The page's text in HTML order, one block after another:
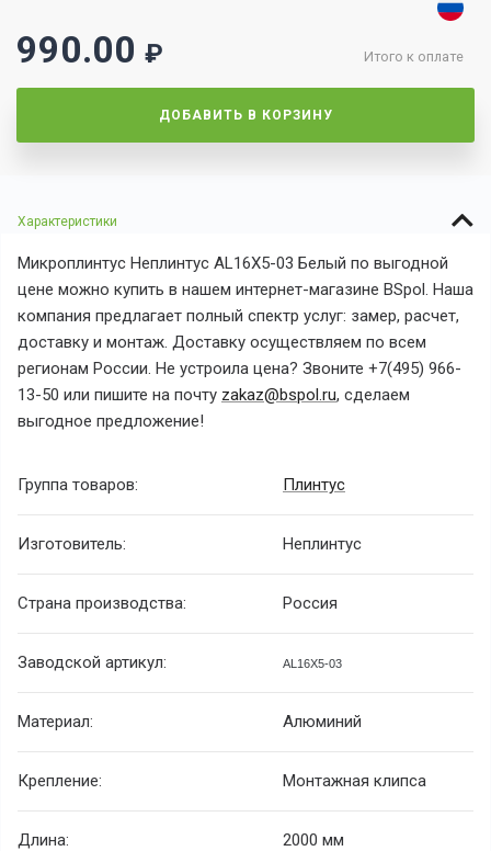
Итого к оплате
990.00 ₽
ДОБАВИТЬ В КОРЗИНУ
Характеристики
Микроплинтус Неплинтус AL16X5-03 Белый по выгодной
цене можно купить в нашем интернет-магазине BSpol. Наша
компания предлагает полный спектр услуг: замер, расчет,
доставку и монтаж. Доставку осуществляем по всем
регионам России. Не устроила цена? Звоните +7(495) 966-
13-50 или пишите на почту zakaz@bspol.ru, сделаем
выгодное предложение!
Группа товаров: Плинтус
Изготовитель: Неплинтус
Страна производства: Россия
Заводской артикул: AL16X5-03
Материал: Алюминий
Крепление: Монтажная клипса
Длина: 2000 мм